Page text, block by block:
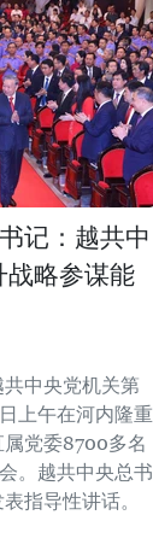
记：越共中
战略参谋能
中央党机关第
上午在河内隆重
党委8700多名
。越共中央总书
指导性讲话。